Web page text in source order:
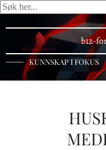
b12-
KUNNSKAP I FOKUS